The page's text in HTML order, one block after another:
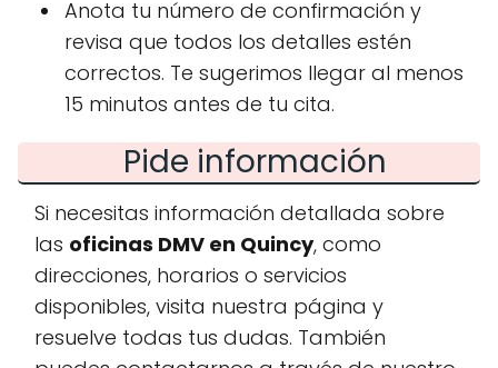
Anota tu número de confirmación y
revisa que todos los detalles estén
correctos. Te sugerimos llegar al menos
15 minutos antes de tu cita.
Pide información
Si necesitas información detallada sobre
las oficinas DMV en Quincy, como
direcciones, horarios o servicios
disponibles, visita nuestra página y
resuelve todas tus dudas. También